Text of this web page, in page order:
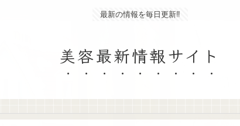
最新の情報を毎日更新‼
美容最新情報サイト